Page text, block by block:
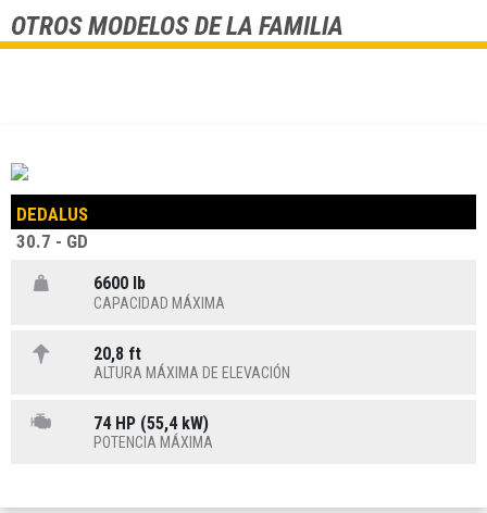
OTROS MODELOS DE LA FAMILIA
DEDALUS
30.7 - GD
6600 lb
CAPACIDAD MÁXIMA
20,8 ft
ALTURA MÁXIMA DE ELEVACIÓN
74 HP (55,4 kW)
POTENCIA MÁXIMA